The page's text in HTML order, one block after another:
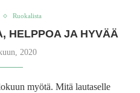
Ruokalista
HELPPOA JA HYVÄÄ
2020
myötä. Mitä lautaselle